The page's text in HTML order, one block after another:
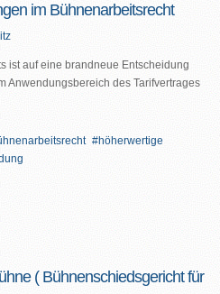
im Bühnenarbeitsrecht
ist auf eine brandneue Entscheidung
Anwendungsbereich des Tarifvertrages
höherwertige
( Bühnenschiedsgericht für